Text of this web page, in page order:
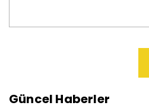
Güncel Haberler